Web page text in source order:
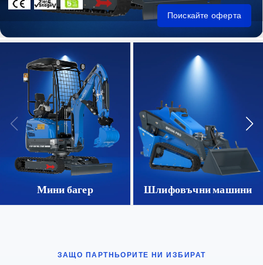
Поискайте оферта
Мини багер Шлифовъчни машини
ЗАЩО ПАРТНЬОРИТЕ НИ ИЗБИРАТ